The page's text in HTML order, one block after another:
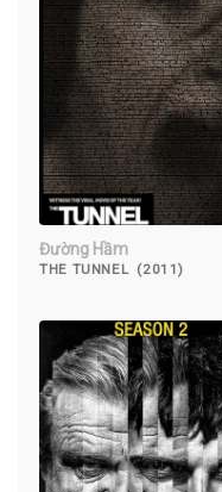
Đường Hầm
THE TUNNEL (2011)